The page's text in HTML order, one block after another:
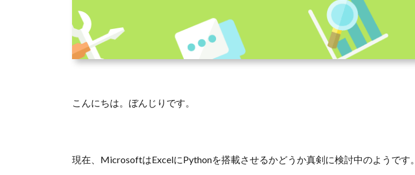
こんにちは。ぼんじりです。
現在、MicrosoftはExcelにPythonを搭載させるかどうか真剣に検討中のようです。